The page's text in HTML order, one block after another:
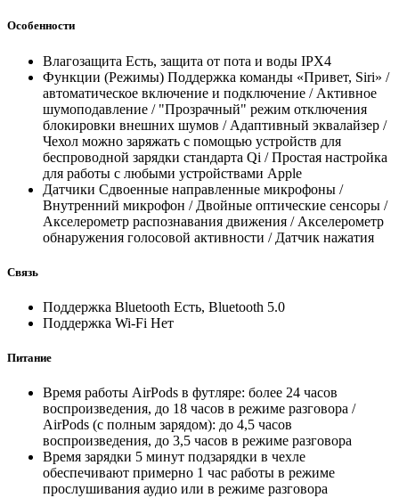
Особенности
Влагозащита Есть, защита от пота и воды IPX4
Функции (Режимы) Поддержка команды «Привет, Siri» /
автоматическое включение и подключение / Активное
шумоподавление / "Прозрачный" режим отключения
блокировки внешних шумов / Адаптивный эквалайзер /
Чехол можно заряжать c помощью устройств для
беспроводной зарядки стандарта Qi / Простая настройка
для работы с любыми устройствами Apple
Датчики Сдвоенные направленные микрофоны /
Внутренний микрофон / Двойные оптические сенсоры /
Акселерометр распознавания движения / Акселерометр
обнаружения голосовой активности / Датчик нажатия
Связь
Поддержка Bluetooth Есть, Bluetooth 5.0
Поддержка Wi-Fi Нет
Питание
Время работы AirPods в футляре: более 24 часов
воспроизведения, до 18 часов в режиме разговора /
AirPods (с полным зарядом): до 4,5 часов
воспроизведения, до 3,5 часов в режиме разговора
Время зарядки 5 минут подзарядки в чехле
обеспечивают примерно 1 час работы в режиме
прослушивания аудио или в режиме разговора